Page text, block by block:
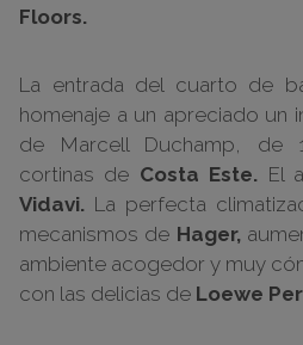
Floors.
La entrada del cuarto de
homenaje a un apreciado un
de Marcell Duchamp, de
cortinas de Costa Este. El
Vidavi. La perfecta
mecanismos de Hager,
ambiente acogedor y muy
con las delicias de Loewe